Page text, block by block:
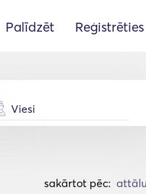
Palīdzēt Reģistrēties
Viesi
sakārtot pēc: